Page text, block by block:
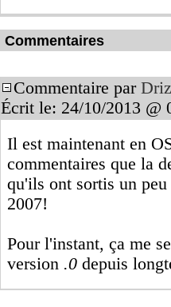
Commentaires
Commentaire par
Écrit le: 24/10/2013 @
Il est maintenant en
commentaires que la
qu'ils ont sortis un
2007!
Pour l'instant, ça me
version .0 depuis